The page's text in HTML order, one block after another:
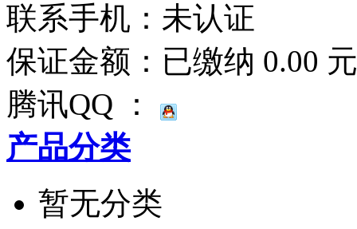
联系手机： 未认证
保证金额： 已缴纳 0.00 元
腾讯QQ ：
产品分类
暂无分类